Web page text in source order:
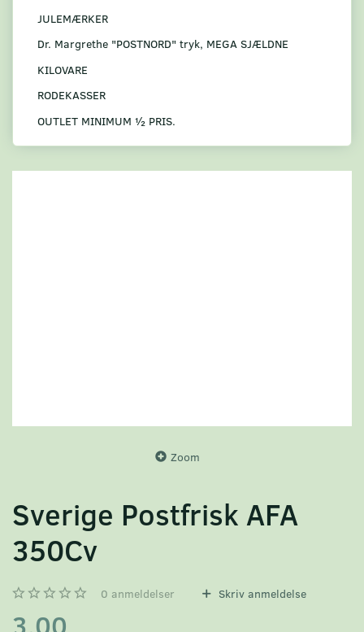
JULEMÆRKER
Dr. Margrethe "POSTNORD" tryk, MEGA SJÆLDNE
KILOVARE
RODEKASSER
OUTLET MINIMUM ½ PRIS.
Zoom
Sverige Postfrisk AFA
350Cv
0 anmeldelser Skriv anmeldelse
3,00